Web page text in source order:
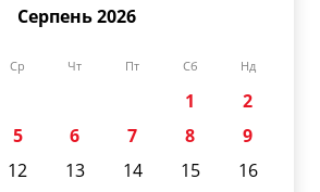
Серпень 2026
Ср Чт Пт Сб Нд
1
2
5 6 7 8
9
12 13 14 15
16